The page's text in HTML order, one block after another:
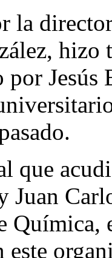
la
por Jesús
que
Juan